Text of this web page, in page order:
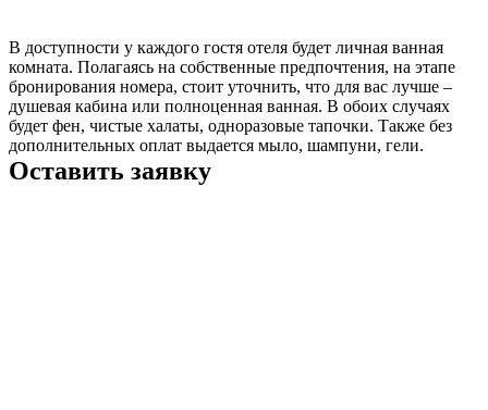
В доступности у каждого гостя отеля будет личная ванная
комната. Полагаясь на собственные предпочтения, на этапе
бронирования номера, стоит уточнить, что для вас лучше –
душевая кабина или полноценная ванная. В обоих случаях
будет фен, чистые халаты, одноразовые тапочки. Также без
дополнительных оплат выдается мыло, шампуни, гели.
Оставить заявку